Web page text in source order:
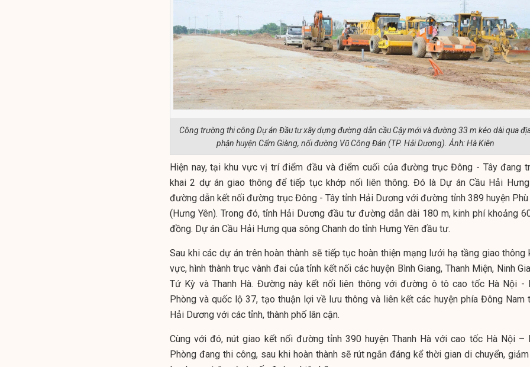
Công trường thi công Dự án Đầu tư xây dựng đường dẫn cầu Cậy mới và đường 33 m kéo dài qua
phận huyện Cẩm Giàng, nối đường Vũ Công Đán (TP. Hải Dương). Ảnh: Hà Kiên
Hiện nay, tại khu vực vị trí điểm đầu và điểm cuối của đường trục Đông - Tây đang
khai 2 dự án giao thông để tiếp tục khớp nối liên thông. Đó là Dự án Cầu Hải
đường dẫn kết nối đường trục Đông - Tây tỉnh Hải Dương với đường tỉnh 389 huyện Phù
(Hưng Yên). Trong đó, tỉnh Hải Dương đầu tư đường dẫn dài 180 m, kinh phí khoảng
đồng. Dự án Cầu Hải Hưng qua sông Chanh do tỉnh Hưng Yên đầu tư.
Sau khi các dự án trên hoàn thành sẽ tiếp tục hoàn thiện mạng lưới hạ tầng giao thông
vực, hình thành trục vành đai của tỉnh kết nối các huyện Bình Giang, Thanh Miện, Ninh
Tứ Kỳ và Thanh Hà. Đường này kết nối liên thông với đường ô tô cao tốc Hà Nội -
Phòng và quốc lộ 37, tạo thuận lợi về lưu thông và liên kết các huyện phía Đông Nam
Hải Dương với các tỉnh, thành phố lân cận.
Cùng với đó, nút giao kết nối đường tỉnh 390 huyện Thanh Hà với cao tốc Hà Nội –
Phòng đang thi công, sau khi hoàn thành sẽ rút ngắn đáng kể thời gian di chuyển,